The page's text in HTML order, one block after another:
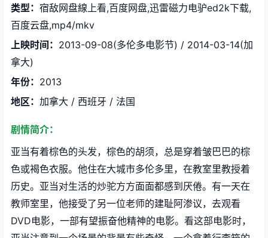
类型： 宿敌网盘線上看,百度网盘,迅雷磁力电驴ed2k下载,
百度云盘,mp4/mkv
上映时间： 2013-09-08(多伦多电影节) / 2014-03-14(加
拿大)
年份： 2013
地区： 加拿大 / 西班牙 / 法国
剧情简介：
亚当有着棕色的头发，棕色的胡须，总是穿着皱巴巴的棕
色或褐色衣服。他住在大城市多伦多里，在教室里教授着
历史。亚当对生活的炒驼方方面面都感到厌倦。有一天在
教师室里，他接受了另一位老师的建耻阿渗议，去观看
DVD电影，一部有望振奋他精神的电影。看这部电影时，